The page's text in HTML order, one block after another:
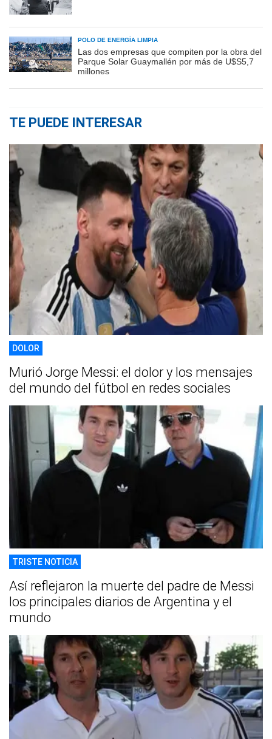
POLO DE ENERGÍA LIMPIA
Las dos empresas que compiten por la obra del
Parque Solar Guaymallén por más de U$S5,7
millones
TE PUEDE INTERESAR
DOLOR
Murió Jorge Messi: el dolor y los mensajes
del mundo del fútbol en redes sociales
TRISTE NOTICIA
Así reflejaron la muerte del padre de Messi
los principales diarios de Argentina y el
mundo